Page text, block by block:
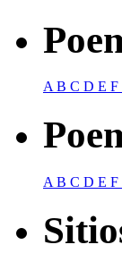
AB C D E F
A B C D E F